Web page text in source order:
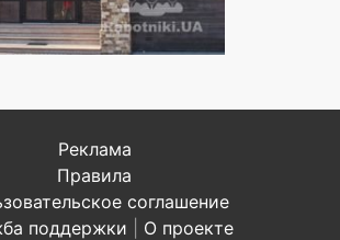
Реклама
Правила
соглашение
поддержки
О проекте